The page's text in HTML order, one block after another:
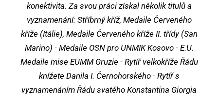
konektivita. Za svou práci získal několik titulů a
vyznamenání: Stříbrný kříž, Medaile Červeného
kříže (Itálie), Medaile Červeného kříže II. třídy (San
Marino) - Medaile OSN pro UNMIK Kosovo - E.U.
Medaile mise EUMM Gruzie - Rytíř velkokříže Řádu
knížete Danila I. Černohorského - Rytíř s
vyznamenáním Řádu svatého Konstantina Giorgia